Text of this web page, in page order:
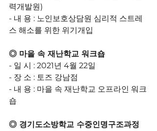
력개발원)
- 내 용 : 노인보호상담원 심리적 스트레
스 해소를 위한 위기개입
◎ 마을 속 재난학교 워크숍
- 일 시 : 2021년 4월 22일
- 장 소 : 토즈 강남점
- 내 용 : 마을 속 재난학교 오프라인 워크
숍
◎ 경기도소방학교 수중인명구조과정